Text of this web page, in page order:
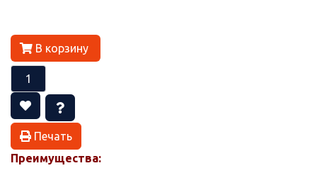
В корзину
Печать
Преимущества: